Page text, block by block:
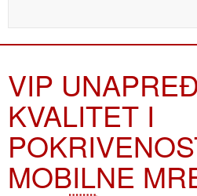
VIP
KVALITET I
MOBILNE